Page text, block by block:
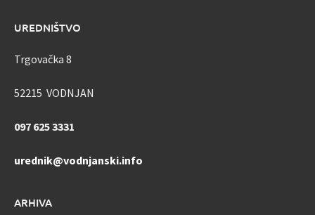
UREDNIŠTVO
Trgovačka 8
52215 VODNJAN
097 625 3331
urednik@vodnjanski.info
ARHIVA